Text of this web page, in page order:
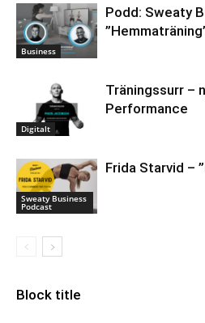
Business
Podd: Sweaty
Digitalt
Träningssurr –
Performance
Sweaty Business
Podcast
Frida Starvid –
Block title